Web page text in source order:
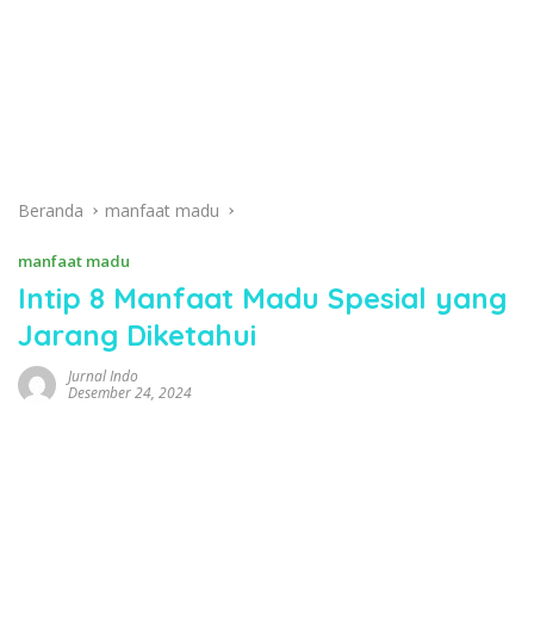
Beranda manfaat madu
manfaat madu
Intip 8 Manfaat Madu Spesial yang
Jarang Diketahui
Jurnal Indo
Desember 24, 2024